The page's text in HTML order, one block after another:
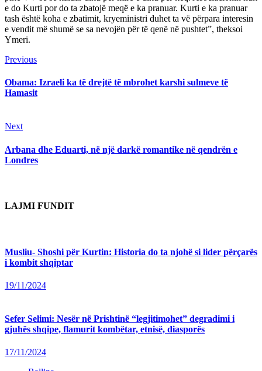
e do Kurti por do ta zbatojë meqë e ka pranuar. Kurti e ka pranuar
tash është koha e zbatimit, kryeministri duhet ta vë përpara interesin
e vendit më shumë se sa nevojën për të qenë në pushtet”, theksoi
Ymeri.
Continue
Reading
PreviousPrevious
Obama: Izraeli ka të drejtë të mbrohet karshi sulmeve të
Hamasit
NextNext
Arbana dhe Eduarti, në një darkë romantike në qendrën e
Londres
LAJMI FUNDIT
Musliu- Shoshi për Kurtin: Historia do ta njohë si lider përçarës
i kombit shqiptar
19/11/2024
Sefer Selimi: Nesër në Prishtinë “legjitimohet” degradimi i
gjuhës shqipe, flamurit kombëtar, etnisë, diasporës
17/11/2024